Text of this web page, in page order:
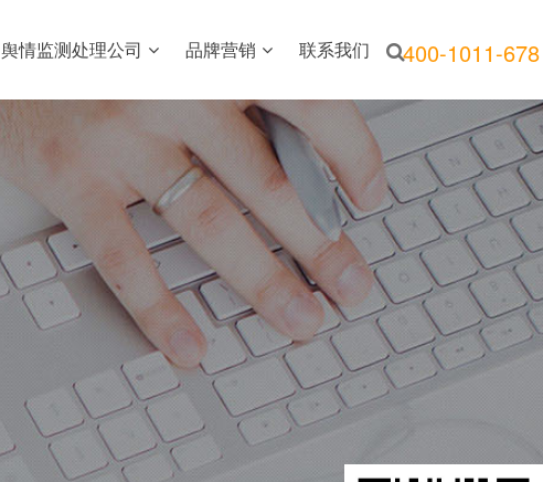
舆情监测处理公司 品牌营销 联系我们 400-1011-678